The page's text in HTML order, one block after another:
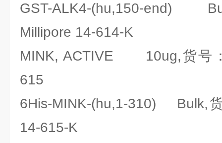
GST-ALK4-(hu,150-end)
Millipore 14-614-K
MINK, ACTIVE 10ug,货号
615
6His-MINK-(hu,1-310) Bulk,
14-615-K